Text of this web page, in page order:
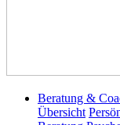
Beratung &
Übersicht